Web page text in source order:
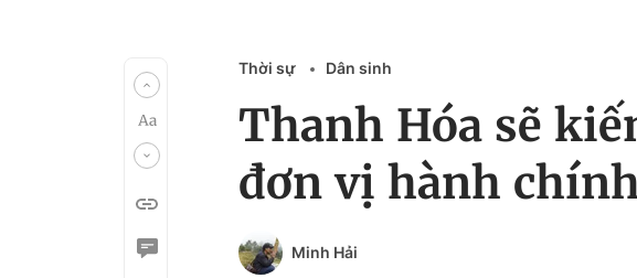
Thời sự Dân sinh
Thanh Hóa sẽ
đơn vị hành
Minh Hải